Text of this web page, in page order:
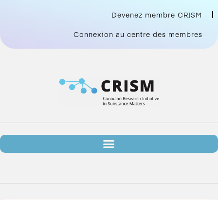
Devenez membre CRISM
Connexion au centre des membres